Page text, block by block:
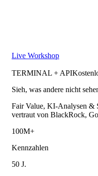
Live Workshop
TERMINAL + API
Sieh, was andere nicht
Fair Value, KI-Analysen &
vertraut von BlackRock,
100M+
Kennzahlen
50 J.